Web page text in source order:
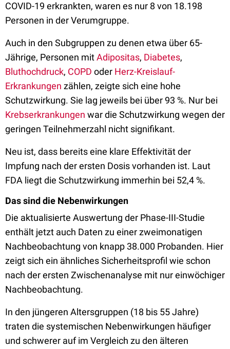
COVID-19 erkrankten, waren es nur 8 von 18.198
Personen in der Verumgruppe.
Auch in den Subgruppen zu denen etwa über 65-
Jährige, Personen mitAdipositas, Diabetes,
Bluthochdruck, COPD oder Herz-Kreislauf-
Erkrankungen zählen, zeigte sich eine hohe
Schutzwirkung. Sie lag jeweils bei über 93 %. Nur bei
Krebserkrankungen war die Schutzwirkung wegen der
geringen Teilnehmerzahl nicht signifikant.
Neu ist, dass bereits eine klare Effektivität der
Impfung nach der ersten Dosis vorhanden ist. Laut
FDA liegt die Schutzwirkung immerhin bei 52,4 %.
Das sind die Nebenwirkungen
Die aktualisierte Auswertung der Phase-III-Studie
enthält jetzt auch Daten zu einer zweimonatigen
Nachbeobachtung von knapp 38.000 Probanden. Hier
zeigt sich ein ähnliches Sicherheitsprofil wie schon
nach der ersten Zwischenanalyse mit nur einwöchiger
Nachbeobachtung.
In den jüngeren Altersgruppen (18 bis 55 Jahre)
traten die systemischen Nebenwirkungen häufiger
und schwerer auf im Vergleich zu den älteren